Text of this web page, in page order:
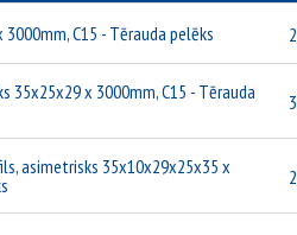
C15 - Tērauda pelēks
35x25x29 x 3000mm, C15 - Tērauda
asimetrisks 35x10x29x25x35 x